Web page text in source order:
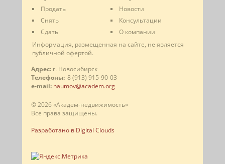
Продать
Снять
Сдать
Новости
Консультации
О компании
Информация, размещенная на сайте, не является
публичной офертой.
Адрес: г. Новосибирск
Телефоны: 8 (913) 915-90-03
e-mail: naumov@academ.org
© 2026 «Академ-недвижимость»
Все права защищены.
Разработано в Digital Clouds